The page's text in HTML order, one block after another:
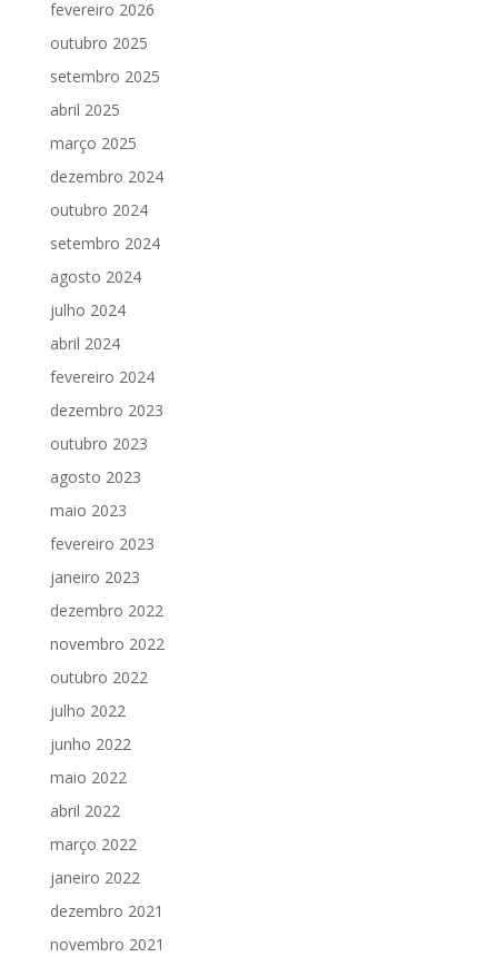
fevereiro 2026
outubro 2025
setembro 2025
abril 2025
março 2025
dezembro 2024
outubro 2024
setembro 2024
agosto 2024
julho 2024
abril 2024
fevereiro 2024
dezembro 2023
outubro 2023
agosto 2023
maio 2023
fevereiro 2023
janeiro 2023
dezembro 2022
novembro 2022
outubro 2022
julho 2022
junho 2022
maio 2022
abril 2022
março 2022
janeiro 2022
dezembro 2021
novembro 2021